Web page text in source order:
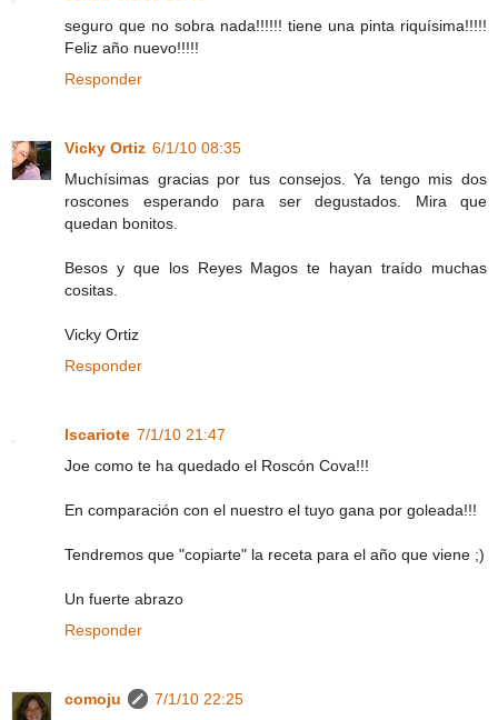
seguro que no sobra nada!!!!!! tiene una pinta riquísima!!!!!
Feliz año nuevo!!!!!
Responder
Vicky Ortiz 6/1/10 08:35
Muchísimas gracias por tus consejos. Ya tengo mis dos
roscones esperando para ser degustados. Mira que
quedan bonitos.
Besos y que los Reyes Magos te hayan traído muchas
cositas.
Vicky Ortiz
Responder
Iscariote 7/1/10 21:47
Joe como te ha quedado el Roscón Cova!!!
En comparación con el nuestro el tuyo gana por goleada!!!
Tendremos que "copiarte" la receta para el año que viene ;)
Un fuerte abrazo
Responder
comoju 7/1/10 22:25